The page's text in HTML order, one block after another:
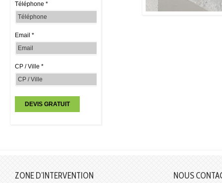
Téléphone *
Email *
CP / Ville *
ZONE D’INTERVENTION NOUS